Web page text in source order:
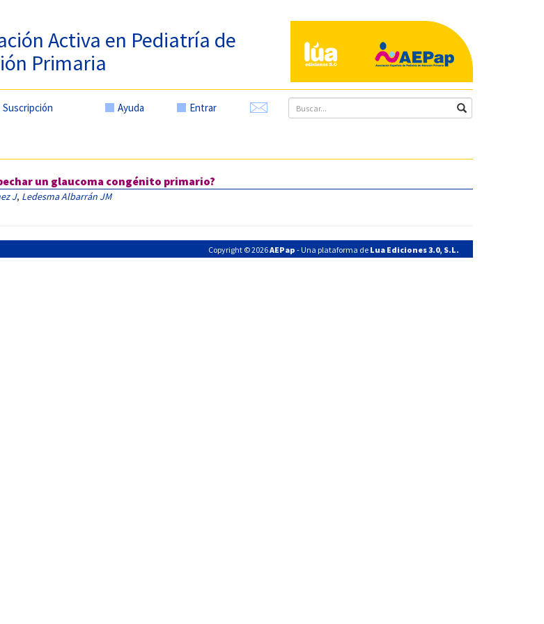
Activa en Pediatría de
Primaria
Suscripción Ayuda Entrar
un glaucoma congénito primario?
J, Ledesma Albarrán JM
Copyright © 2026AEPap - Una plataforma de Lua Ediciones 3.0, S.L.